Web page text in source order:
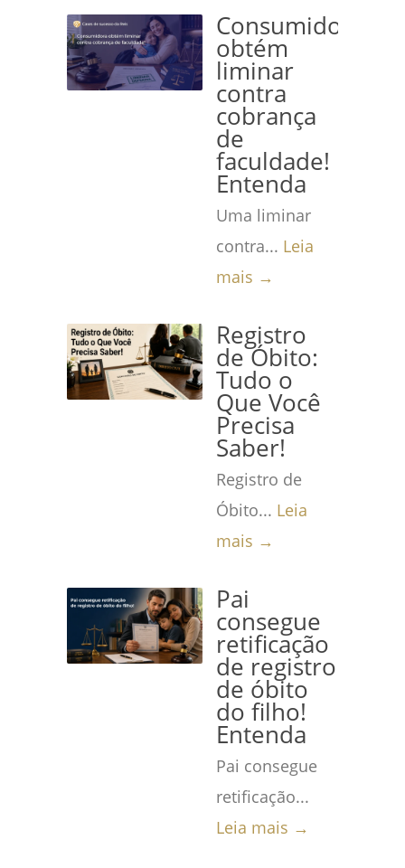
Consumidora
obtém
liminar
contra
cobrança
de
faculdade!
Entenda
Uma liminar
contra... Leia
mais →
Registro
de Óbito:
Tudo o
Que Você
Precisa
Saber!
Registro de
Óbito... Leia
mais →
Pai
consegue
retificação
de registro
de óbito
do filho!
Entenda
Pai consegue
retificação...
Leia mais →